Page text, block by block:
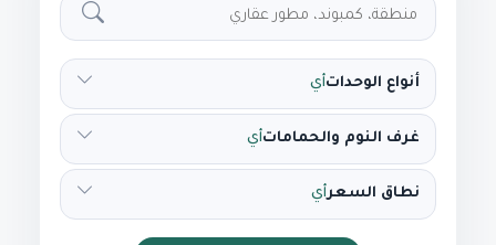
أنواع الوحداتأي
غرف النوم والحماماتأي
نطاق السعرأي